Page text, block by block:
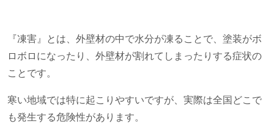
『凍害』とは、外壁材の中で水分が凍ることで、塗装がボ
ロボロになったり、外壁材が割れてしまったりする症状の
ことです。
寒い地域では特に起こりやすいですが、実際は全国どこで
も発生する危険性があります。